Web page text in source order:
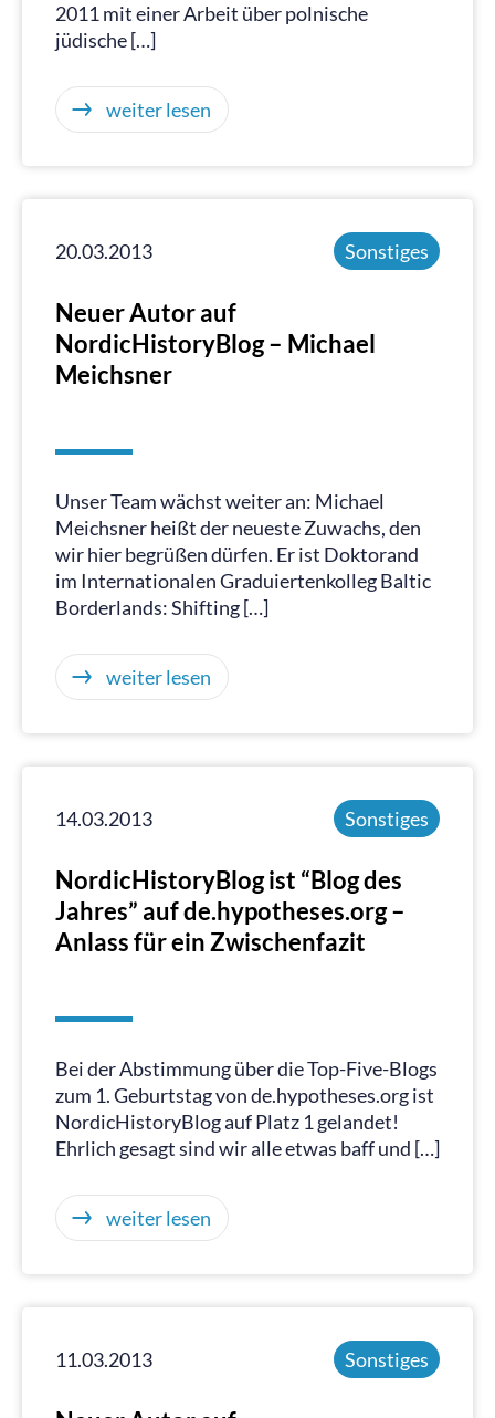
2011 mit einer Arbeit über polnische
jüdische […]
weiter lesen
20.03.2013 Sonstiges
Neuer Autor auf
NordicHistoryBlog – Michael
Meichsner
Unser Team wächst weiter an: Michael
Meichsner heißt der neueste Zuwachs, den
wir hier begrüßen dürfen. Er ist Doktorand
im Internationalen Graduiertenkolleg Baltic
Borderlands: Shifting […]
weiter lesen
14.03.2013 Sonstiges
NordicHistoryBlog ist “Blog des
Jahres” auf de.hypotheses.org –
Anlass für ein Zwischenfazit
Bei der Abstimmung über die Top-Five-Blogs
zum 1. Geburtstag von de.hypotheses.org ist
NordicHistoryBlog auf Platz 1 gelandet!
Ehrlich gesagt sind wir alle etwas baff und […]
weiter lesen
11.03.2013 Sonstiges